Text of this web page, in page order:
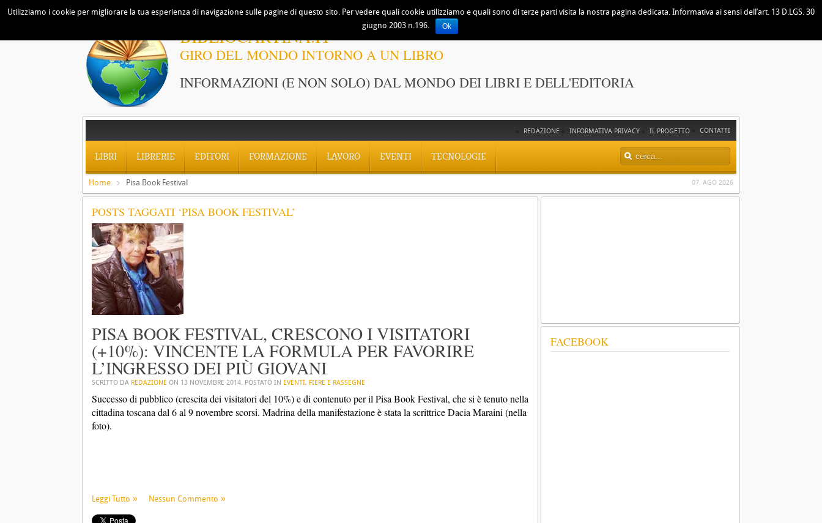
BIBLIOCARTINA.IT
GIRO DEL MONDO INTORNO A UN LIBRO
INFORMAZIONI (E NON SOLO) DAL MONDO DEI LIBRI E DELL'EDITORIA
CONTATTI
IL PROGETTO
INFORMATIVA PRIVACY
REDAZIONE
LIBRI LIBRERIE EDITORI FORMAZIONE LAVORO EVENTI TECNOLOGIE
07. AGO 2026
Home Pisa Book Festival
POSTS TAGGATI ‘PISA BOOK FESTIVAL’
PISA BOOK FESTIVAL, CRESCONO I VISITATORI
(+10%): VINCENTE LA FORMULA PER FAVORIRE
L’INGRESSO DEI PIÙ GIOVANI
SCRITTO DA REDAZIONE ON 13 NOVEMBRE 2014. POSTATO IN EVENTI, FIERE E RASSEGNE
Successo di pubblico (crescita dei visitatori del 10%) e di contenuto per il Pisa Book Festival, che si è tenuto nella
cittadina toscana dal 6 al 9 novembre scorsi. Madrina della manifestazione è stata la scrittrice Dacia Maraini (nella
foto).
Leggi Tutto Nessun Commento
FACEBOOK
Utilizziamo i cookie per migliorare la tua esperienza di navigazione sulle pagine di questo sito. Per vedere quali cookie utilizziamo e quali sono di terze parti visita la nostra pagina dedicata. Informativa ai sensi dell’art. 13 D.LGS. 30
giugno 2003 n.196.
Ok